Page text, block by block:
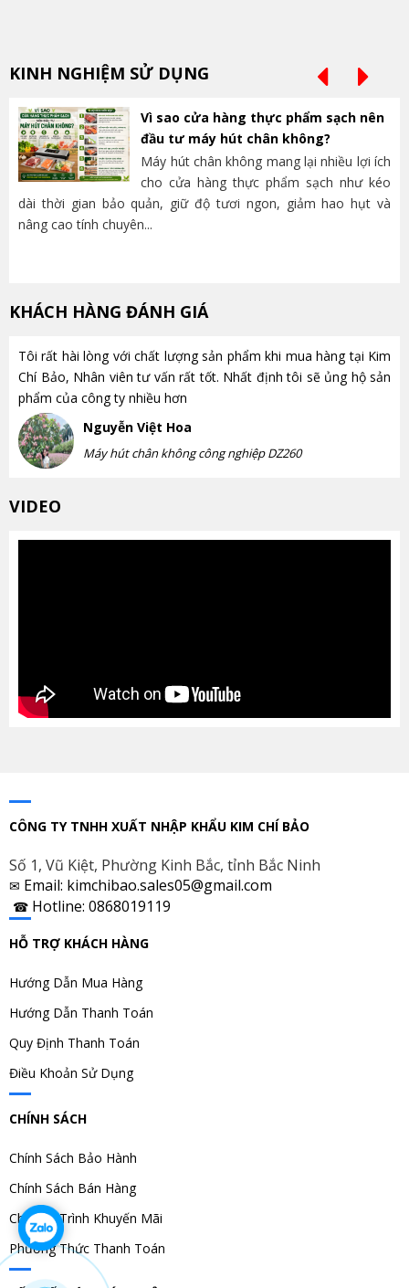
KINH NGHIỆM SỬ DỤNG
Vì sao cửa hàng thực phẩm sạch nên
đầu tư máy hút chân không?
Máy hút chân không mang lại nhiều lợi ích
cho cửa hàng thực phẩm sạch như kéo
dài thời gian bảo quản, giữ độ tươi ngon, giảm hao hụt và
nâng cao tính chuyên...
KHÁCH HÀNG ĐÁNH GIÁ
Tôi rất hài lòng với chất lượng sản phẩm khi mua hàng tại Kim
Chí Bảo, Nhân viên tư vấn rất tốt. Nhất định tôi sẽ ủng hộ sản
phẩm của công ty nhiều hơn
Nguyễn Việt Hoa
Máy hút chân không công nghiệp DZ260
VIDEO
CÔNG TY TNHH XUẤT NHẬP KHẨU KIM CHÍ BẢO
Số 1, Vũ Kiệt, Phường Kinh Bắc, tỉnh Bắc Ninh
✉ Email: kimchibao.sales05@gmail.com
☎ Hotline: 0868019119
HỖ TRỢ KHÁCH HÀNG
Hướng Dẫn Mua Hàng
Hướng Dẫn Thanh Toán
Quy Định Thanh Toán
Điều Khoản Sử Dụng
CHÍNH SÁCH
Chính Sách Bảo Hành
Chính Sách Bán Hàng
Chương Trình Khuyến Mãi
Phương Thức Thanh Toán